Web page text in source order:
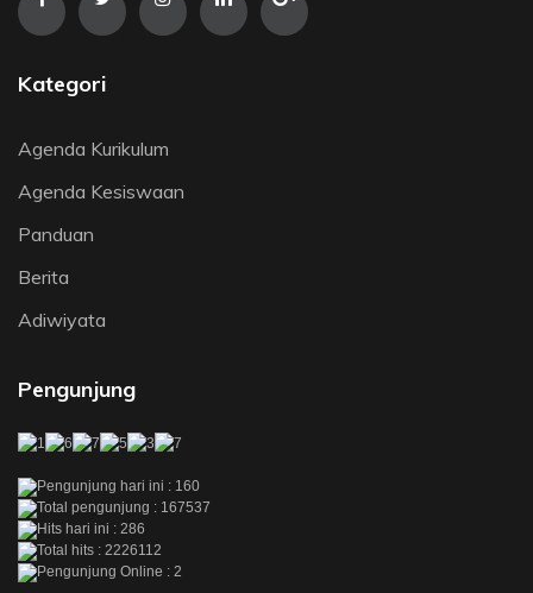
Kategori
Agenda Kurikulum
Agenda Kesiswaan
Panduan
Berita
Adiwiyata
Pengunjung
Pengunjung hari ini : 160
Total pengunjung : 167537
Hits hari ini : 286
Total hits : 2226112
Pengunjung Online : 2